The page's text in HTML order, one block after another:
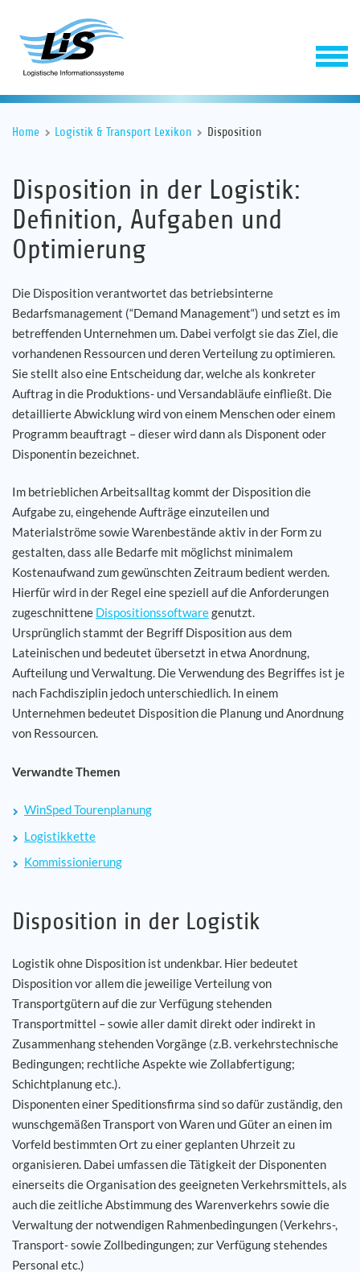
Software
Service
Unternehmen
Karriere
Referenzen
News
Kontakt
Home Logistik & Transport Lexikon Disposition
Disposition in der Logistik:
Definition, Aufgaben und
Optimierung
Die Disposition verantwortet das betriebsinterne
Bedarfsmanagement (“Demand Management“) und setzt es im
betreffenden Unternehmen um. Dabei verfolgt sie das Ziel, die
vorhandenen Ressourcen und deren Verteilung zu optimieren.
Sie stellt also eine Entscheidung dar, welche als konkreter
Auftrag in die Produktions- und Versandabläufe einfließt. Die
detaillierte Abwicklung wird von einem Menschen oder einem
Programm beauftragt – dieser wird dann als Disponent oder
Disponentin bezeichnet.
Im betrieblichen Arbeitsalltag kommt der Disposition die
Aufgabe zu, eingehende Aufträge einzuteilen und
Materialströme sowie Warenbestände aktiv in der Form zu
gestalten, dass alle Bedarfe mit möglichst minimalem
Kostenaufwand zum gewünschten Zeitraum bedient werden.
Hierfür wird in der Regel eine speziell auf die Anforderungen
zugeschnittene Dispositionssoftwaregenutzt.
Ursprünglich stammt der Begriff Disposition aus dem
Lateinischen und bedeutet übersetzt in etwa Anordnung,
Aufteilung und Verwaltung. Die Verwendung des Begriffes ist je
nach Fachdisziplin jedoch unterschiedlich. In einem
Unternehmen bedeutet Disposition die Planung und Anordnung
von Ressourcen.
Verwandte Themen
WinSped Tourenplanung
Logistikkette
Kommissionierung
Disposition in der Logistik
Logistik ohne Disposition ist undenkbar. Hier bedeutet
Disposition vor allem die jeweilige Verteilung von
Transportgütern auf die zur Verfügung stehenden
Transportmittel – sowie aller damit direkt oder indirekt in
Zusammenhang stehenden Vorgänge (z.B. verkehrstechnische
Bedingungen; rechtliche Aspekte wie Zollabfertigung;
Schichtplanung etc.).
Disponenten einer Speditionsfirma sind so dafür zuständig, den
wunschgemäßen Transport von Waren und Güter an einen im
Vorfeld bestimmten Ort zu einer geplanten Uhrzeit zu
organisieren. Dabei umfassen die Tätigkeit der Disponenten
einerseits die Organisation des geeigneten Verkehrsmittels, als
auch die zeitliche Abstimmung des Warenverkehrs sowie die
Verwaltung der notwendigen Rahmenbedingungen (Verkehrs-,
Transport- sowie Zollbedingungen; zur Verfügung stehendes
Personal etc.)